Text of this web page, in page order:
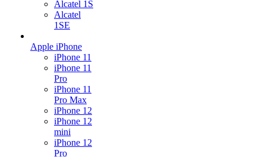
Alcatel 1S
Alcatel
1SE
Apple iPhone
iPhone 11
iPhone 11
Pro
iPhone 11
Pro Max
iPhone 12
iPhone 12
mini
iPhone 12
Pro